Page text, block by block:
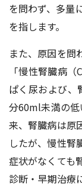
を問わず、多量
を指します。
また、原因を問
「慢性腎臓病
ぱく尿および、
分60ml未満の低
来、腎臓病は原
したが、慢性腎
症状がなくても
診断・早期治療